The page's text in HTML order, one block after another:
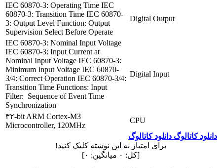
IEC 60870-3: Operating Time IEC
60870-3: Transition Time IEC 60870-
3: Output Level Function: Output
Supervision Select Before Operate
Digital Output
IEC 60870-3: Nominal Input Voltage
IEC 60870-3: Input Current at
Nominal Input Voltage IEC 60870-3:
Minimum Input Voltage IEC 60870-
3/4: Correct Operation IEC 60870-3/4:
Transition Time Functions: Input
Filter: Sequence of Event Time
Synchronization
Digital Input
۳۲-bit ARM Cortex-M3
Microcontroller, 120MHz
CPU
دانلود کاتالوگ دانلود کاتالوگ
برای امتیاز به این نوشته کلیک کنید!
[کل: ۰ میانگین: ۰]